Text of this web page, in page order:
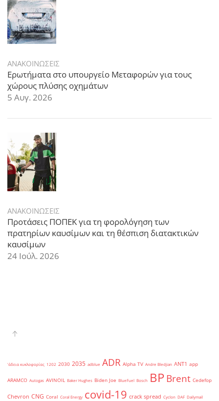
ΑΝΑΚΟΙΝΩΣΕΙΣ
Ερωτήματα στο υπουργείο Μεταφορών για τους
χώρους πλύσης οχημάτων
5 Αυγ. 2026
ΑΝΑΚΟΙΝΩΣΕΙΣ
Προτάσεις ΠΟΠΕΚ για τη φορολόγηση των
πρατηρίων καυσίμων και τη θέσπιση διατακτικών
καυσίμων
24 Ιούλ. 2026
'άδεια κυκλοφορίας 1202 2030 2035 adblue ADR Alpha TV Andre Bledjian ANT1 app
ARAMCO Autogas AVINOIL Baker Hughes Biden Joe BlueFuel Bosch BPBrent Cedefop
Chevron CNG Coral Coral Energy covid-19 crack spread Cyclon DAF Dailymail